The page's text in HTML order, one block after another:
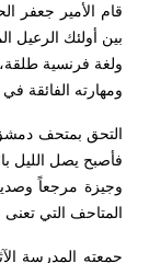
بين أولئك الرعيل
ولغة فرنسية طلقة،
ومهارته الفائقة
فأصبح يصل الليل
وجيزة مرجعاً
المتاحف التي تعنى